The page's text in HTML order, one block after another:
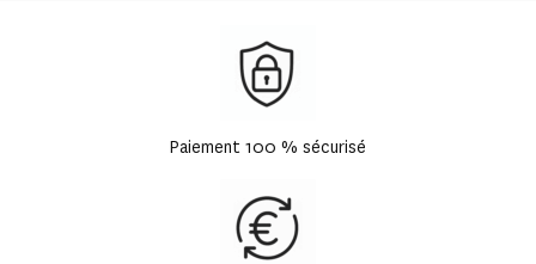
Paiement 100 % sécurisé